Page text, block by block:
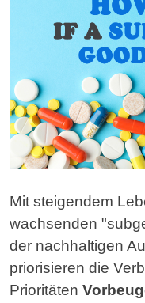
Mit steigendem
wachsenden
der nachhaltigen
priorisieren die
Prioritäten